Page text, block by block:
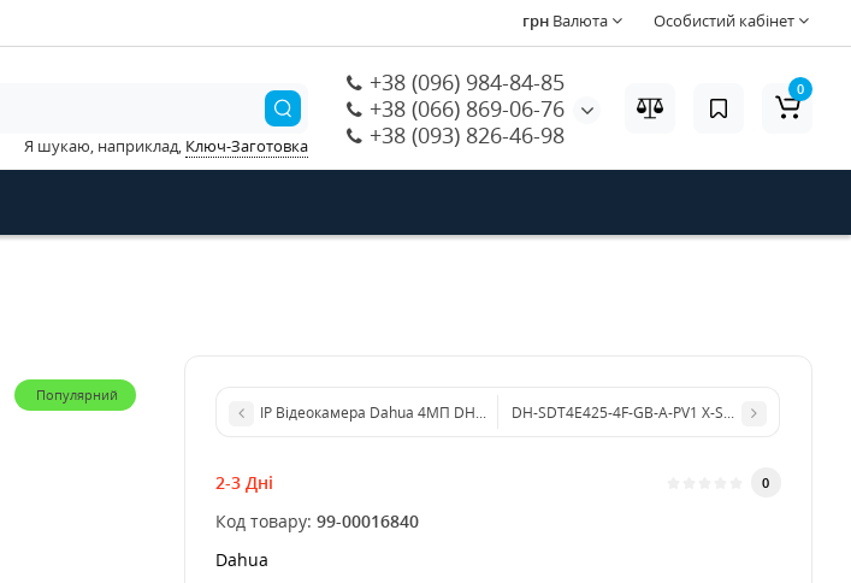
Особистий кабінет
грн Валюта
+38 (096) 984-84-85
+38 (066) 869-06-76
+38 (093) 826-46-98
Я шукаю, наприклад, Ключ-Заготовка
0
Популярний
IP Відеокамера Dahua 4МП DH-IPC-HDW1431T1P-S4 (2.8мм)
DH-SDT4E425-4F-GB-A-PV1 X-Spans 4MP+4MP
2-3 Дні 0
Код товару: 99-00016840
Dahua